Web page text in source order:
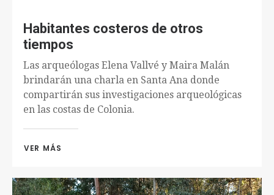
Habitantes costeros de otros
tiempos
Las arqueólogas Elena Vallvé y Maira Malán
brindarán una charla en Santa Ana donde
compartirán sus investigaciones arqueológicas
en las costas de Colonia.
VER MÁS